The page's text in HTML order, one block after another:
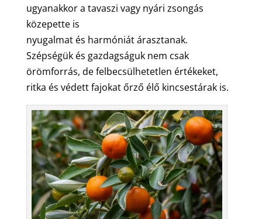
ugyanakkor a tavaszi vagy nyári zsongás
közepette is
nyugalmat és harmóniát árasztanak.
Szépségük és gazdagságuk nem csak
örömforrás, de felbecsülhetetlen értékeket,
ritka és védett fajokat őrző élő kincsestárak is.